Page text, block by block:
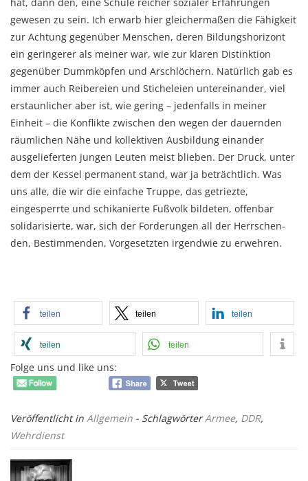
hat, dann den, eine Schule reicher sozia­ler Er­fah­run­gen
gewesen zu sein. Ich erwarb hier gleichermaßen die Fähigkeit
zur Achtung gegenüber Men­schen, deren Bildungs­horizont
ein gerin­gerer als meiner war, wie zur klaren Distink­tion
gegen­über Dumm­köp­fen und Arsch­löchern. Natürlich gab es
immer auch Reibereien und Sticheleien unter­einander, viel
er­staun­licher aber ist, wie gering – jedenfalls in meiner
Einheit – die Konflikte zwischen den wegen der dauernden
räumlichen Nähe und kollektiven Ausbildung ein­ander
ausgelieferten jun­gen Leuten meist blieben. Der Druck, unter
dem der Kessel permanent stand, war ja beträcht­lich. Was
uns alle, die wir die einfache Truppe, das getriezte,
eingesperrte und schikanierte Fußvolk bildeten, offenbar
solida­risierte, war, sich der Forderungen all der Herr­schen­
den, Bestim­men­den, Vorge­setz­ten irgend­wie zu erwehren.
teilen teilen teilen
teilen teilen
Folge uns und like uns:
Veröffentlicht in Allgemein - SchlagwörterArmee, DDR,
Wehrdienst